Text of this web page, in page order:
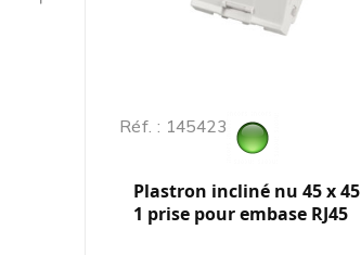
Réf. : 145423
Plastron incliné nu 45 x 45
1 prise pour embase RJ45